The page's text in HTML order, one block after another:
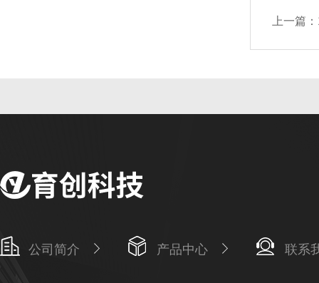
上一篇：
公司简介 产品中心 联系